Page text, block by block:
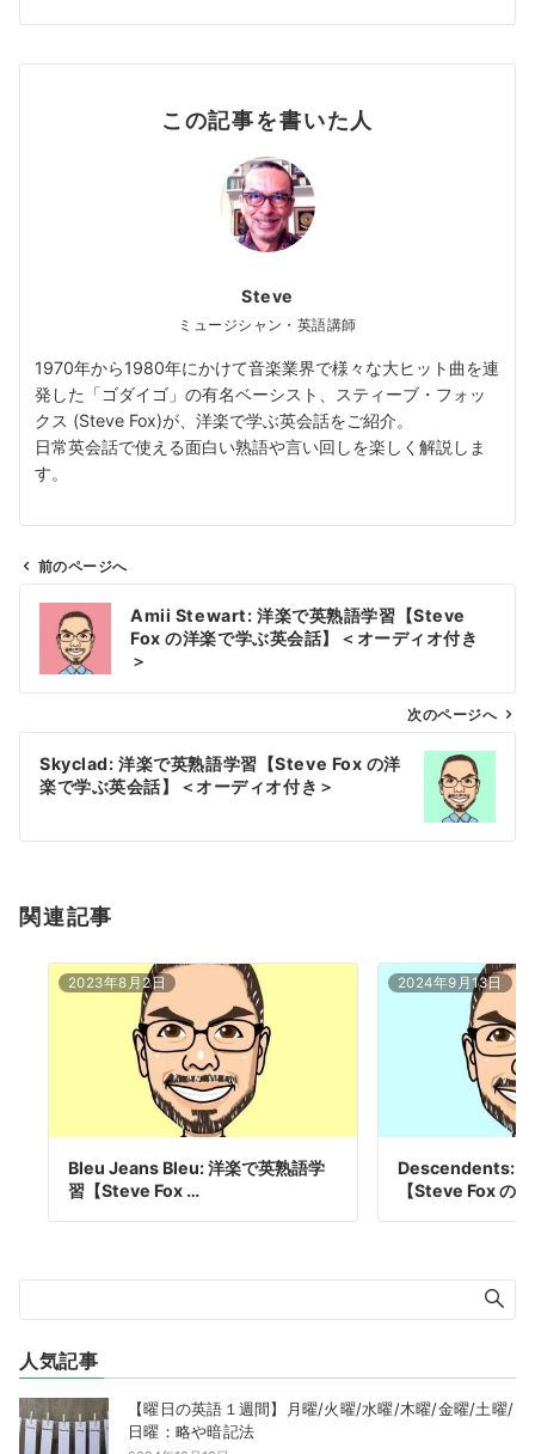
この記事を書いた人
Steve
ミュージシャン・英語講師
1970年から1980年にかけて音楽業界で様々な大ヒット曲を連
発した「ゴダイゴ」の有名ベーシスト、スティーブ・フォッ
クス (Steve Fox)が、洋楽で学ぶ英会話をご紹介。
日常英会話で使える面白い熟語や言い回しを楽しく解説しま
す。
ン
前のページへ
Amii Stewart: 洋楽で英熟語学習【Steve
Fox の洋楽で学ぶ英会話】＜オーディオ付き
＞
次のページへ
Skyclad: 洋楽で英熟語学習【Steve Fox の洋
楽で学ぶ英会話】＜オーディオ付き＞
関連記事
2023年8月2日
Bleu Jeans Bleu: 洋楽で英熟語学
習【Steve Fox …
2024年9月13日
Descendents: 洋
【Steve Fox の
人気記事
【曜日の英語１週間】月曜/火曜/水曜/木曜/金曜/土曜/
日曜：略や暗記法